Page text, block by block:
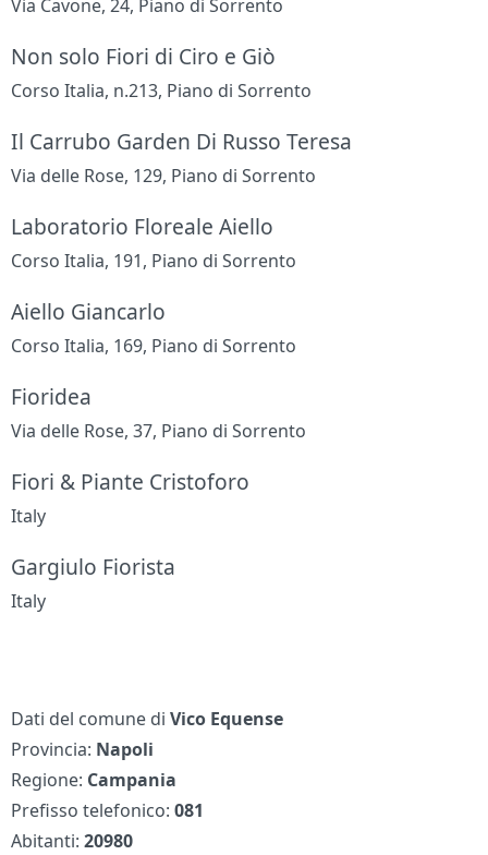
Via Cavone, 24, Piano di Sorrento
Non solo Fiori di Ciro e Giò
Corso Italia, n.213, Piano di Sorrento
Il Carrubo Garden Di Russo Teresa
Via delle Rose, 129, Piano di Sorrento
Laboratorio Floreale Aiello
Corso Italia, 191, Piano di Sorrento
Aiello Giancarlo
Corso Italia, 169, Piano di Sorrento
Fioridea
Via delle Rose, 37, Piano di Sorrento
Fiori & Piante Cristoforo
Italy
Gargiulo Fiorista
Italy
Dati del comune diVico Equense
Provincia: Napoli
Regione: Campania
Prefisso telefonico:081
Abitanti:20980